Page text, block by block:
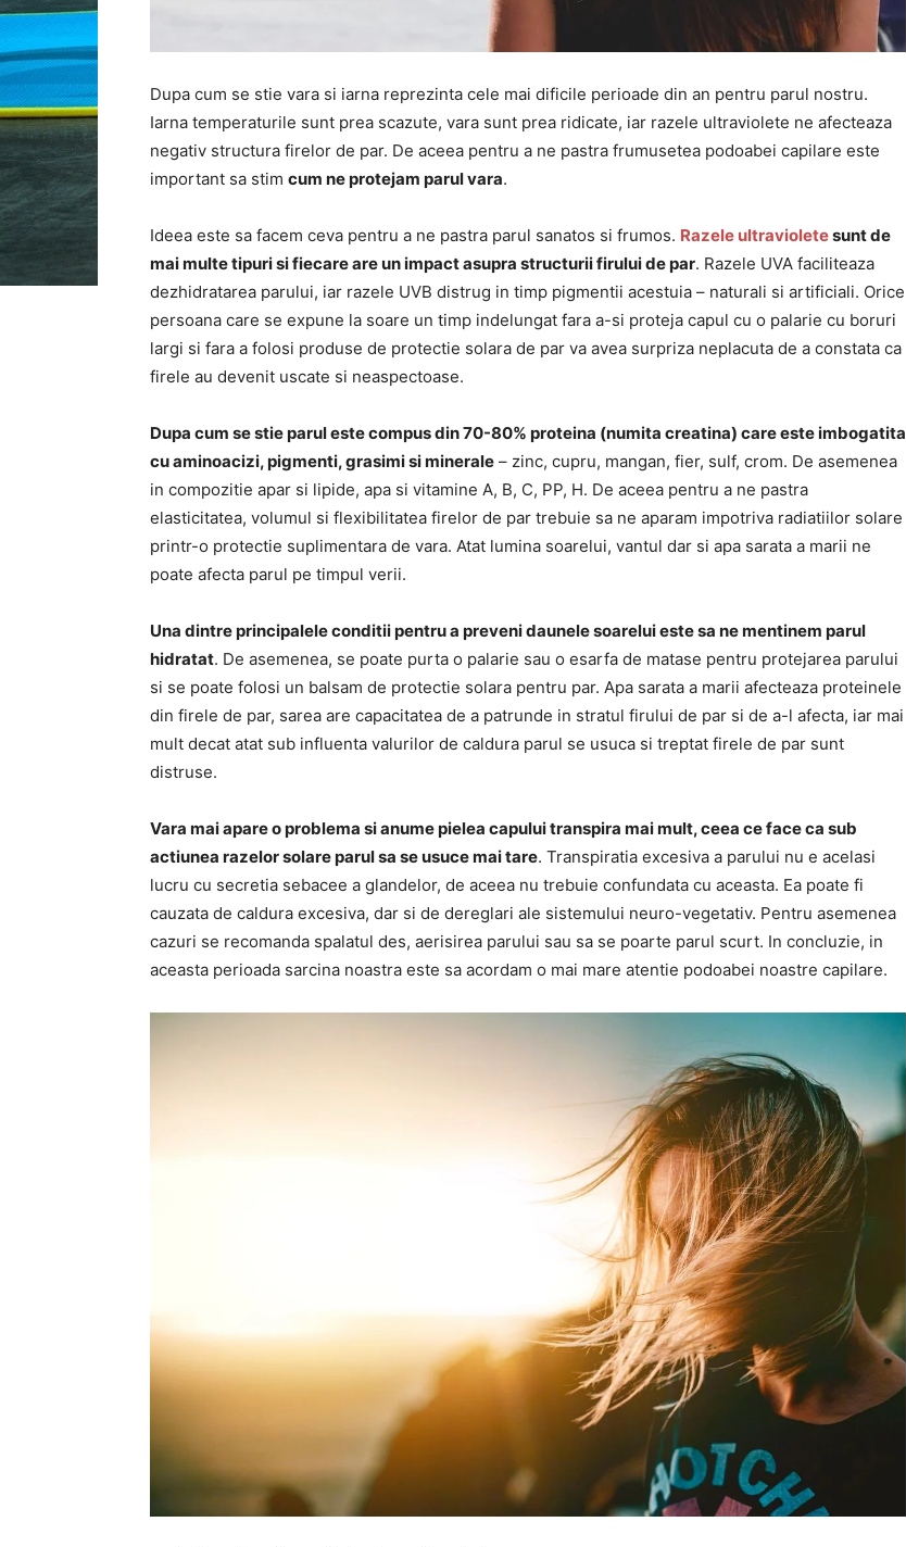
Dupa cum se stie vara si iarna reprezinta cele mai dificile perioade din an pentru parul nostru.
Iarna temperaturile sunt prea scazute, vara sunt prea ridicate, iar razele ultraviolete ne afecteaza
negativ structura firelor de par. De aceea pentru a ne pastra frumusetea podoabei capilare este
important sa stim cum ne protejam parul vara.
Ideea este sa facem ceva pentru a ne pastra parul sanatos si frumos. Razele ultravioletesunt de
mai multe tipuri si fiecare are un impact asupra structurii firului de par. Razele UVA faciliteaza
dezhidratarea parului, iar razele UVB distrug in timp pigmentii acestuia – naturali si artificiali. Orice
persoana care se expune la soare un timp indelungat fara a-si proteja capul cu o palarie cu boruri
largi si fara a folosi produse de protectie solara de par va avea surpriza neplacuta de a constata ca
firele au devenit uscate si neaspectoase.
Dupa cum se stie parul este compus din 70-80% proteina (numita creatina) care este imbogatita
cu aminoacizi, pigmenti, grasimi si minerale – zinc, cupru, mangan, fier, sulf, crom. De asemenea
in compozitie apar si lipide, apa si vitamine A, B, C, PP, H. De aceea pentru a ne pastra
elasticitatea, volumul si flexibilitatea firelor de par trebuie sa ne aparam impotriva radiatiilor solare
printr-o protectie suplimentara de vara. Atat lumina soarelui, vantul dar si apa sarata a marii ne
poate afecta parul pe timpul verii.
Una dintre principalele conditii pentru a preveni daunele soarelui este sa ne mentinem parul
hidratat. De asemenea, se poate purta o palarie sau o esarfa de matase pentru protejarea parului
si se poate folosi un balsam de protectie solara pentru par. Apa sarata a marii afecteaza proteinele
din firele de par, sarea are capacitatea de a patrunde in stratul firului de par si de a-l afecta, iar mai
mult decat atat sub influenta valurilor de caldura parul se usuca si treptat firele de par sunt
distruse.
Vara mai apare o problema si anume pielea capului transpira mai mult, ceea ce face ca sub
actiunea razelor solare parul sa se usuce mai tare. Transpiratia excesiva a parului nu e acelasi
lucru cu secretia sebacee a glandelor, de aceea nu trebuie confundata cu aceasta. Ea poate fi
cauzata de caldura excesiva, dar si de dereglari ale sistemului neuro-vegetativ. Pentru asemenea
cazuri se recomanda spalatul des, aerisirea parului sau sa se poarte parul scurt. In concluzie, in
aceasta perioada sarcina noastra este sa acordam o mai mare atentie podoabei noastre capilare.